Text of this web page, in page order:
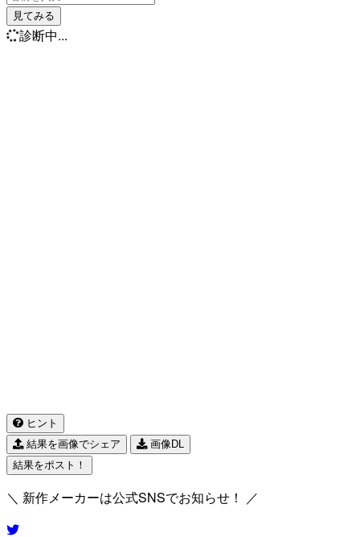
見てみる
診断中...
ヒント
結果を画像でシェア
画像DL
結果をポスト！
＼ 新作メーカーは公式SNSでお知らせ！ ／